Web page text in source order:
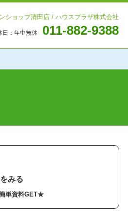
ショップ清田店 / ハウスプラザ株式会社
011-882-9388
日： 年中無休
をみる
単資料GET★